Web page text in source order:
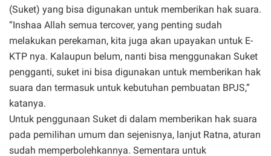
(Suket) yang bisa digunakan untuk memberikan hak suara.
“Inshaa Allah semua tercover, yang penting sudah
melakukan perekaman, kita juga akan upayakan untuk E-
KTP nya. Kalaupun belum, nanti bisa menggunakan Suket
pengganti, suket ini bisa digunakan untuk memberikan hak
suara dan termasuk untuk kebutuhan pembuatan BPJS,”
katanya.
Untuk penggunaan Suket di dalam memberikan hak suara
pada pemilihan umum dan sejenisnya, lanjut Ratna, aturan
sudah memperbolehkannya. Sementara untuk